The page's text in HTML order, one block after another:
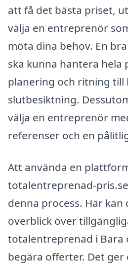
att få det bästa priset,
välja en entreprenör
möta dina behov. En
ska kunna hantera
planering och ritning till
slutbesiktning.
välja en entreprenör
referenser och en
Att använda en
totalentreprenad-
denna process. Här kan
överblick över
totalentreprenad i Bara
begära offerter. Det